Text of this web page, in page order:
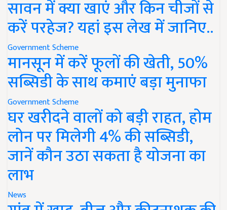
सावन में क्या खाएं और किन चीजों से
करें परहेज? यहां इस लेख में जानिए..
Government Scheme
मानसून में करें फूलों की खेती, 50%
सब्सिडी के साथ कमाएं बड़ा मुनाफा
Government Scheme
घर खरीदने वालों को बड़ी राहत, होम
लोन पर मिलेगी 4% की सब्सिडी,
जानें कौन उठा सकता है योजना का
लाभ
News